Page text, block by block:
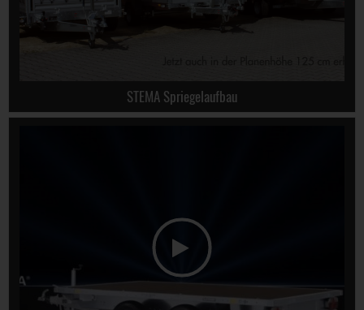
STEMA Spriegelaufbau